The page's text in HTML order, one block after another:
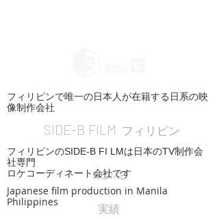
フィリピンで唯一の日本人が在籍する日系の映
像制作会社
SIDE-B FILM フィリピン
Japanese film production in Manila
Philippines
HOME
実績
フィリピンのSIDE-B FI LMは日本のTV制作会
社専門
ロケコーディネート会社です